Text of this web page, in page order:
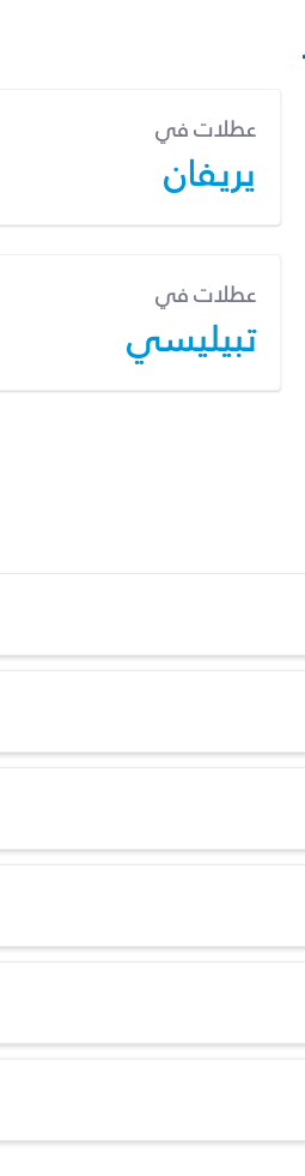
عطلات في
يريفان
عطلات في
تبيليسي